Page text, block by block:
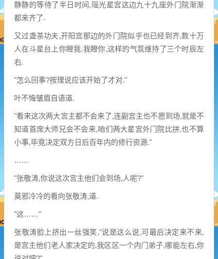
静静的等待了半日时间,瑶光星宫这边九十九座外门院渐渐
都来齐了.
又过盏茶功夫,开阳宫那边的外门院似乎也已经到齐,数十万
人在斗星台上你瞪我,我瞪你,这样的气氛维持了三个时辰左
右.
"怎么回事?按理说应该开始了才对."
叶不悔皱眉自语道.
"看来这次两大宫主都不会来了,连副宫主也不愿到场,就是不
知道首席大师兄会不会来,咱们两大星宫外门院比拼,也不算
小事,毕竟决定双方日后百年内的修行资源."
……
"张敬涛,你说这次宫主他们会到场,人呢?"
莫邪冷冷的看向张敬涛,道.
"这……"
张敬涛脸上挤出一丝强笑,"说是这么说,可最后决定来不来,
是宫主他们老人家决定的,我区区一个内门弟子,哪能左右,你